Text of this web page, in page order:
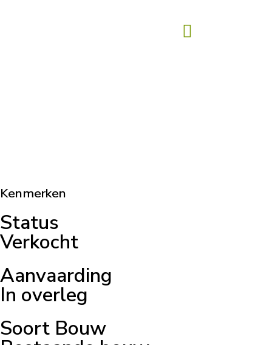
Kenmerken
Status
Verkocht
Aanvaarding
In overleg
Soort Bouw